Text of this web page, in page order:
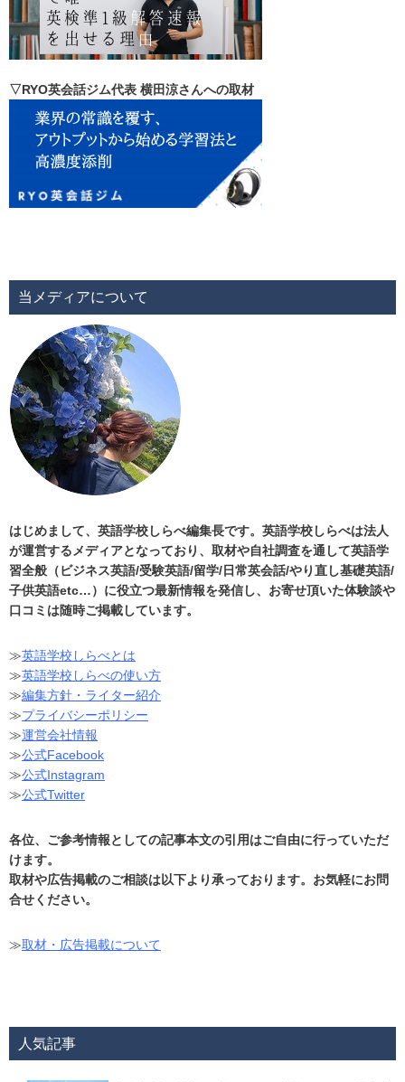
▽RYO英会話ジム代表 横田涼さんへの取材
当メディアについて
はじめまして、英語学校しらべ編集長です。英語学校しらべは法人
が運営するメディアとなっており、取材や自社調査を通して英語学
習全般（ビジネス英語/受験英語/留学/日常英会話/やり直し基礎英語/
子供英語etc…）に役立つ最新情報を発信し、お寄せ頂いた体験談や
口コミは随時ご掲載しています。
≫英語学校しらべとは
≫英語学校しらべの使い方
≫編集方針・ライター紹介
≫プライバシーポリシー
≫運営会社情報
≫公式Facebook
≫公式Instagram
≫公式Twitter
各位、ご参考情報としての記事本文の引用はご自由に行っていただ
けます。
取材や広告掲載のご相談は以下より承っております。お気軽にお問
合せください。
≫取材・広告掲載について
人気記事